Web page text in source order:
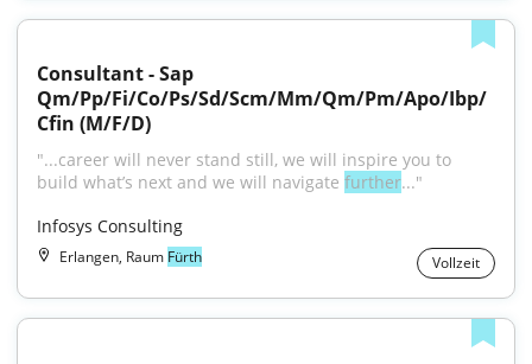
Consultant - Sap
Qm/Pp/Fi/Co/Ps/Sd/Scm/Mm/Qm/Pm/Apo/Ibp/
Cfin (M/F/D)
"...career will never stand still, we will inspire you to
build what’s next and we will navigate further..."
Infosys Consulting
Erlangen, Raum Fürth Vollzeit